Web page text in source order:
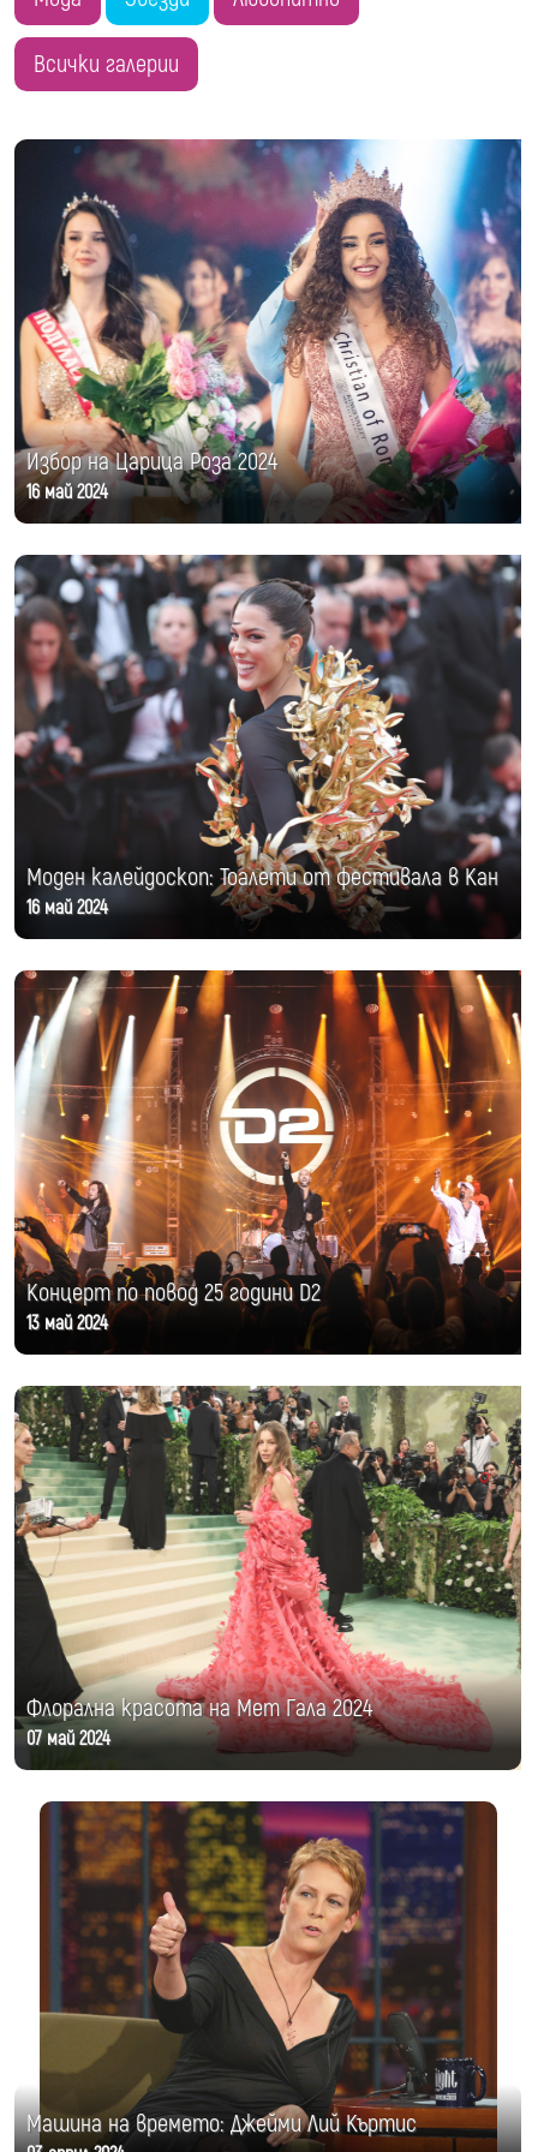
2005 година
Всички галерии
Избор на Царица Роза 2024
16 май 2024
Моден калейдоскоп: Тоалети от фестивала в Кан
16 май 2024
Концерт по повод 25 години D2
13 май 2024
Флорална красота на Мет Гала 2024
07 май 2024
Машина на времето: Джейми Лий Къртис